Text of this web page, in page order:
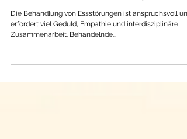
Ambivalenz bis Co-Therapie
Die Behandlung von Essstörungen ist anspruchsvoll und
erfordert viel Geduld, Empathie und interdisziplinäre